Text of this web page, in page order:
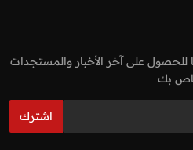
للحصول على آخر الأخبار والمستجدات
بك
اشترك